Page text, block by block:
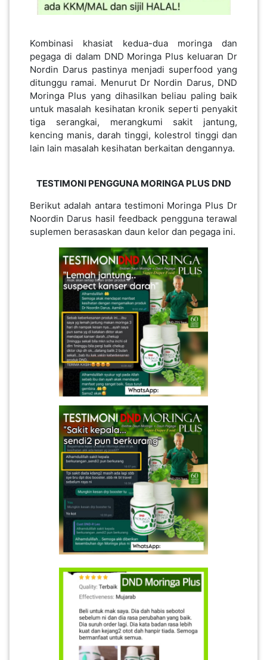
Kombinasi khasiat kedua-dua moringa dan
pegaga di dalam DND Moringa Plus keluaran Dr
Nordin Darus pastinya menjadi superfood yang
ditunggu ramai. Menurut Dr Nordin Darus, DND
Moringa Plus yang dihasilkan beliau paling baik
untuk masalah kesihatan kronik seperti penyakit
tiga serangkai, merangkumi sakit jantung,
kencing manis, darah tinggi, kolestrol tinggi dan
lain lain masalah kesihatan berkaitan dengannya.
TESTIMONI PENGGUNA MORINGA PLUS DND
​​​Berikut adalah antara testimoni Moringa Plus Dr
Noordin Darus hasil feedback pengguna terawal
suplemen berasaskan daun kelor dan pegaga ini.​​​